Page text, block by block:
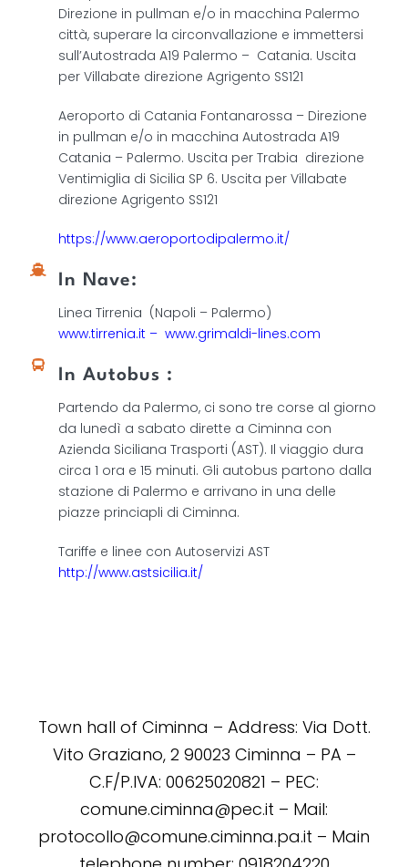
Direzione in pullman e/o in macchina Palermo
città, superare la circonvallazione e immettersi
sull’Autostrada A19 Palermo – Catania. Uscita
per Villabate direzione Agrigento SS121
Aeroporto di Catania Fontanarossa – Direzione
in pullman e/o in macchina Autostrada A19
Catania – Palermo. Uscita per Trabia direzione
Ventimiglia di Sicilia SP 6. Uscita per Villabate
direzione Agrigento SS121
https://www.aeroportodipalermo.it/
In Nave:
Linea Tirrenia (Napoli – Palermo)
www.tirrenia.it– www.grimaldi-lines.com
In Autobus :
Partendo da Palermo, ci sono tre corse al giorno
da lunedì a sabato dirette a Ciminna con
Azienda Siciliana Trasporti (AST). Il viaggio dura
circa 1 ora e 15 minuti. Gli autobus partono dalla
stazione di Palermo e arrivano in una delle
piazze princiapli di Ciminna.
Tariffe e linee con Autoservizi AST
http://www.astsicilia.it/
Town hall of Ciminna – Address: Via Dott.
Vito Graziano, 2 90023 Ciminna – PA –
C.F/P.IVA: 00625020821 – PEC:
comune.ciminna@pec.it – Mail:
protocollo@comune.ciminna.pa.it – Main